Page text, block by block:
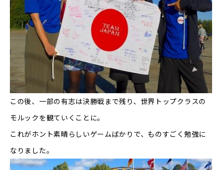
この後、一部の有志は決勝戦まで残り、世界トップクラスの
モルックを観ていくことに。
これがホント素晴らしいゲームばかりで、ものすごく勉強に
なりました。